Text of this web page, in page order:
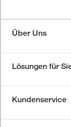
Über Uns
Lösungen für
Kundenservice